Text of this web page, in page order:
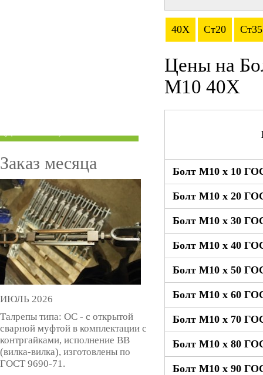
40Х Ст20 Ст35
Цены на
М10 40Х
Болт М10 x 10
Болт М10 x 20
Болт М10 x 30
Болт М10 x 40
Болт М10 x 50
Болт М10 x 60
Болт М10 x 70
Болт М10 x 80
Болт М10 x 90
Заказ месяца
ИЮЛЬ 2026
Талрепы типа: ОС - с открытой
сварной муфтой в комплектации с
контргайками, исполнение ВВ
(вилка-вилка), изготовлены по
ГОСТ 9690-71.